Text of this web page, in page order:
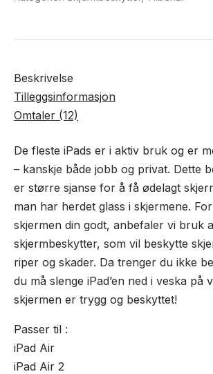
Beskrivelse
Tilleggsinformasjon
Omtaler (12)
De fleste iPads er i aktiv bruk og er
– kanskje både jobb og privat. Dette
er større sjanse for å få ødelagt
man har herdet glass i skjermene.
skjermen din godt, anbefaler vi bruk
skjermbeskytter, som vil beskytte
riper og skader. Da trenger du ikke
du må slenge iPad’en ned i veska på
skjermen er trygg og beskyttet!
Passer til :
iPad Air
iPad Air 2